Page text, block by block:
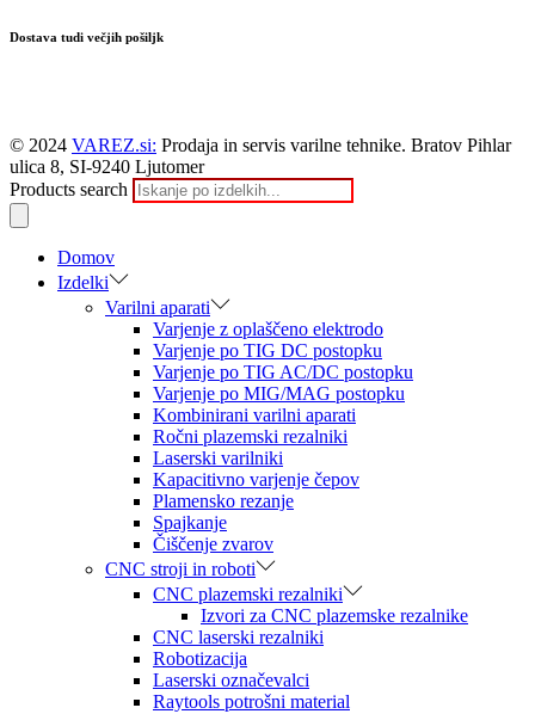
Dostava tudi večjih pošiljk
© 2024 VAREZ.si: Prodaja in servis varilne tehnike. Bratov Pihlar
ulica 8, SI-9240 Ljutomer
Products search
Domov
Izdelki
Varilni aparati
Varjenje z oplaščeno elektrodo
Varjenje po TIG DC postopku
Varjenje po TIG AC/DC postopku
Varjenje po MIG/MAG postopku
Kombinirani varilni aparati
Ročni plazemski rezalniki
Laserski varilniki
Kapacitivno varjenje čepov
Plamensko rezanje
Spajkanje
Čiščenje zvarov
CNC stroji in roboti
CNC plazemski rezalniki
Izvori za CNC plazemske rezalnike
CNC laserski rezalniki
Robotizacija
Laserski označevalci
Raytools potrošni material